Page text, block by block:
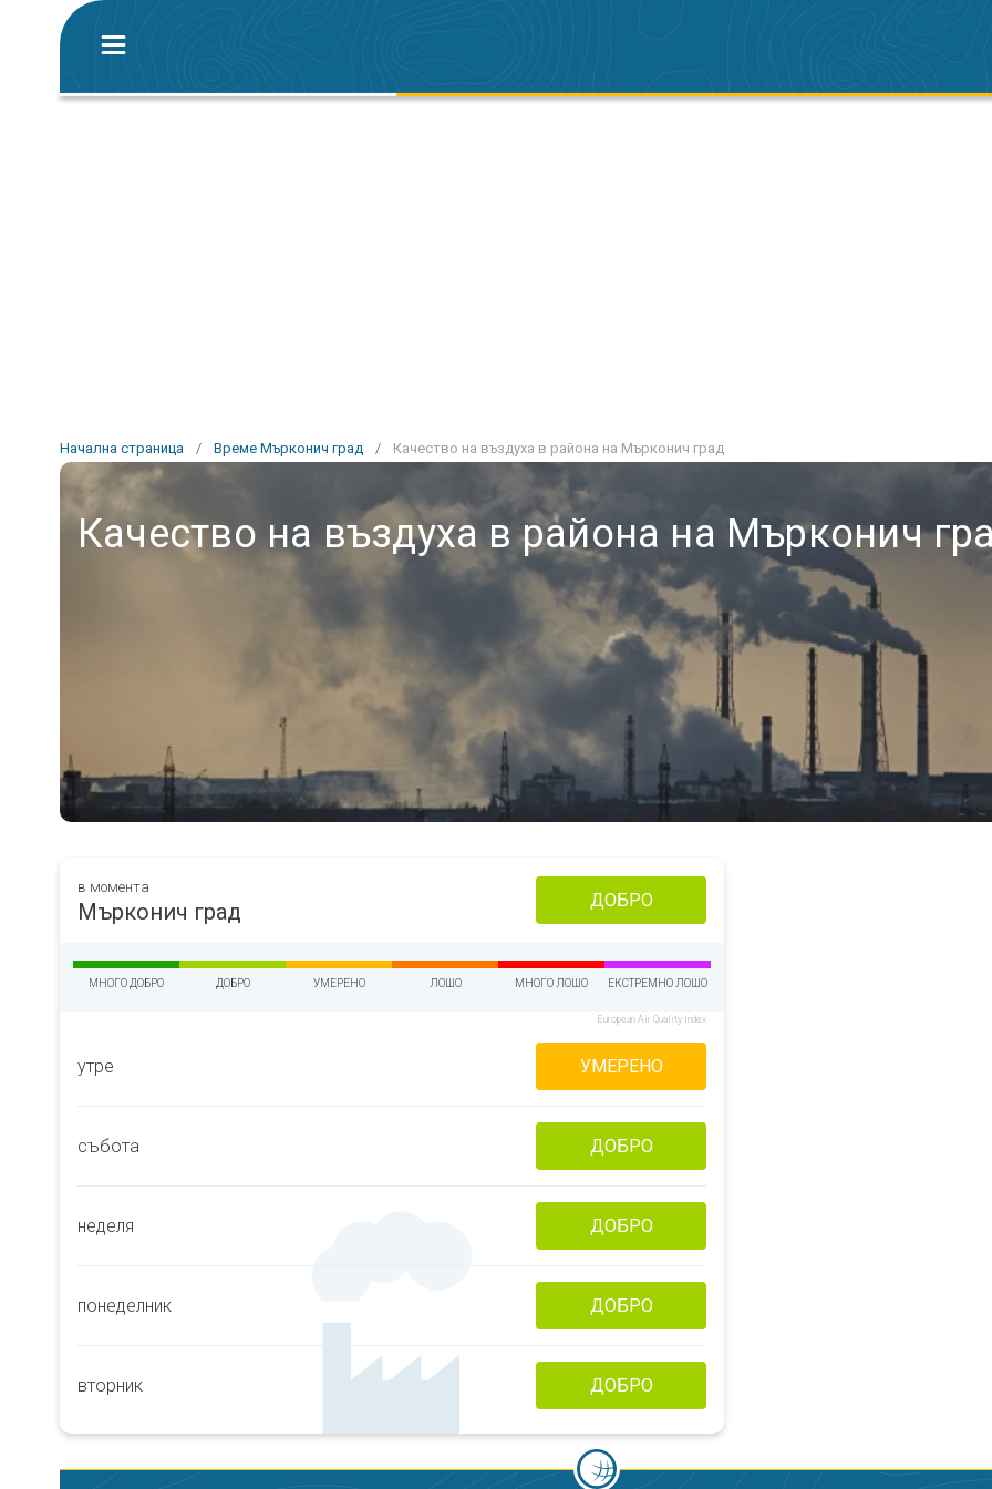
Начална страница / Време Мърконич град / Качество на въздуха в района на Мърконич град
Качество на въздуха в района на Мърконич
в момента
Мърконич град ДОБРО
МНОГО ДОБРО ДОБРО УМЕРЕНО ЛОШО МНОГО ЛОШО ЕКСТРЕМНО ЛОШО
European Air Quality Index
утре УМЕРЕНО
събота ДОБРО
неделя ДОБРО
понеделник ДОБРО
вторник ДОБРО